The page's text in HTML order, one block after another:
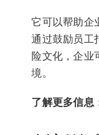
它可以帮助企
通过鼓励员工
险文化，企业
境。
了解更多信息